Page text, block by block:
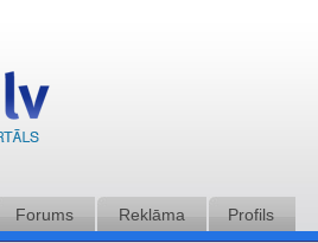
Forums Reklāma Profils